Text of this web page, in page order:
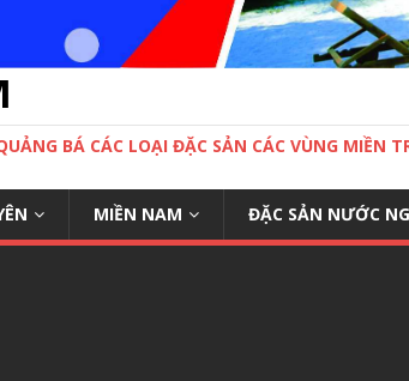
BÁ CÁC LOẠI ĐẶC SẢN CÁC VÙNG MIỀN
MIỀN NAM ĐẶC SẢN NƯỚC